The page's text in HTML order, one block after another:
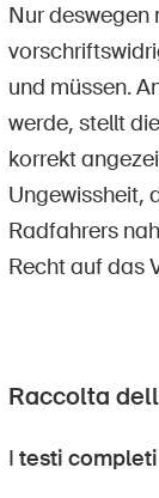
Nur deswegen
und müssen.
werde, stellt
korrekt
Ungewissheit,
Radfahrers
Recht auf das
Raccolta
I testi completi